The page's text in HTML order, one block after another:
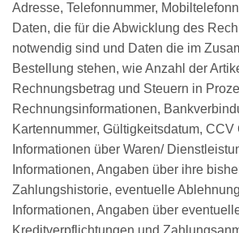
Adresse, Telefonnummer,
Daten, die für die Abwicklung des
notwendig sind und Daten die im
Bestellung stehen, wie Anzahl der
Rechnungsbetrag und Steuern in
Rechnungsinformationen,
Kartennummer, Gültigkeitsdatum, CCV
Informationen über Waren/
Informationen, Angaben über ihre
Zahlungshistorie, eventuelle
Informationen, Angaben über